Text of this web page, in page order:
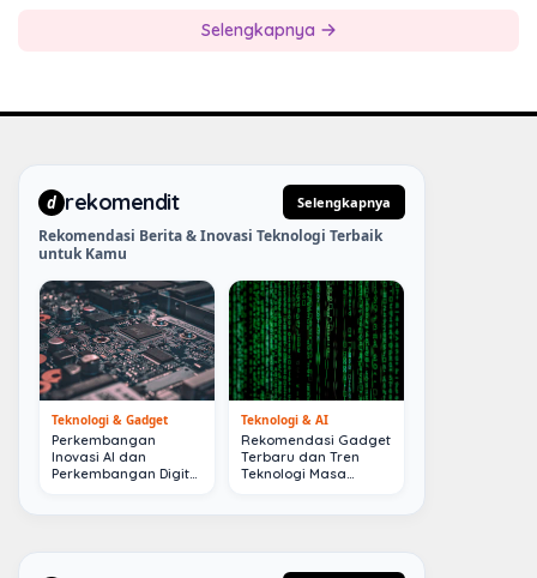
Selengkapnya
d rekomendit Selengkapnya
Rekomendasi Berita & Inovasi Teknologi Terbaik
untuk Kamu
Teknologi & Gadget
Perkembangan
Inovasi AI dan
Perkembangan Digital
Teknologi & AI
Rekomendasi Gadget
Terbaru dan Tren
Teknologi Masa